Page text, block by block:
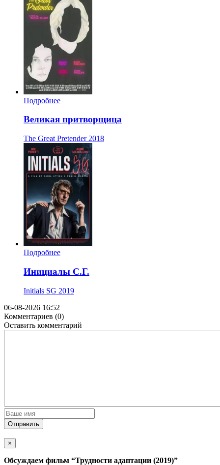
Подробнее
Великая притворщица
The Great Pretender 2018
Подробнее
Инициалы С.Г.
Initials SG 2019
06-08-2026 16:52
Комментариев (0)
Оставить комментарий
Отправить
×
Обсуждаем фильм “Трудности адаптации (2019)”